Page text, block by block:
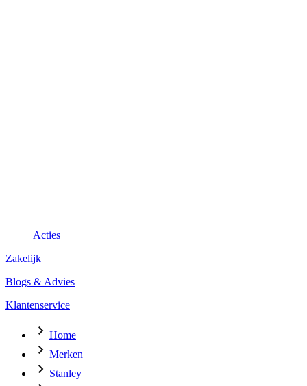
Acties
Zakelijk
Blogs & Advies
Klantenservice
Home
Merken
Stanley